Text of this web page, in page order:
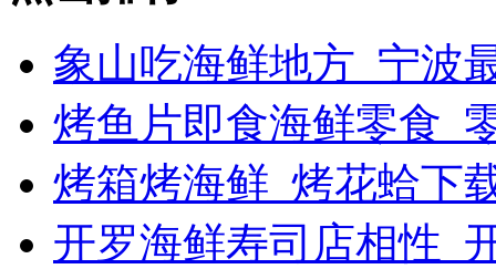
象山吃海鲜地方_宁波
烤鱼片即食海鲜零食_
烤箱烤海鲜_烤花蛤下
开罗海鲜寿司店相性_